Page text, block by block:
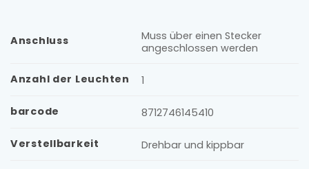
Anschluss
Muss über einen Stecker
angeschlossen werden
Anzahl der Leuchten 1
barcode 8712746145410
Verstellbarkeit Drehbar und kippbar